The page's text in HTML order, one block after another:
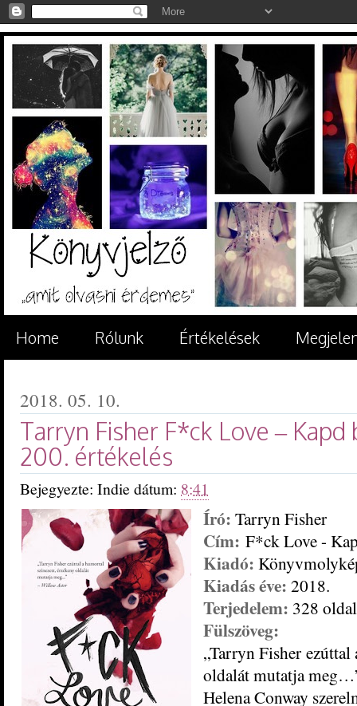
Home Rólunk Értékelések
2018. 05. 10.
Tarryn Fisher F*ck ​Love –
200. értékelés
Bejegyezte: Indie dátum: 8:41
Író: Tarryn Fisher
Cím: F*ck Love -
Kiadó:
Kiadás éve: 2018.
Terjedelem: 328 oldal
Fülszöveg:
„Tarryn Fisher
oldalát mutatja
Helena Conway